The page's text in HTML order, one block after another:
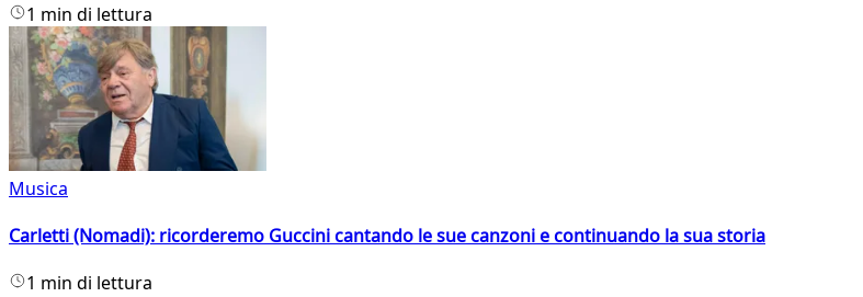
1 min di lettura
Musica
Carletti (Nomadi): ricorderemo Guccini cantando le sue canzoni e continuando la sua storia
1 min di lettura